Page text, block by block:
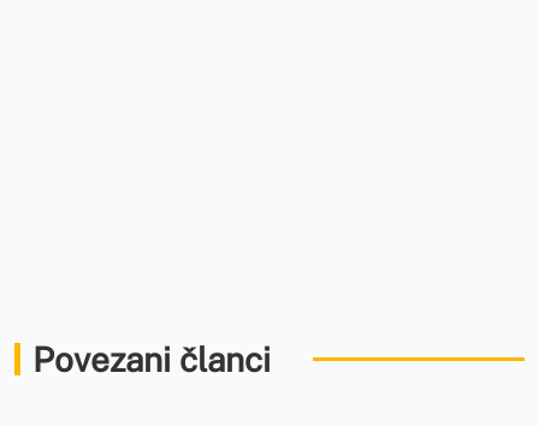
Povezani članci